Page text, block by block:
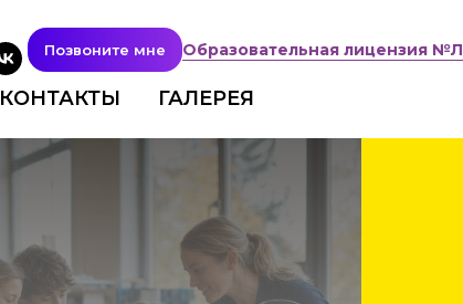
Позвоните мне Образовательная лицензия
КОНТАКТЫ
ГАЛЕРЕЯ